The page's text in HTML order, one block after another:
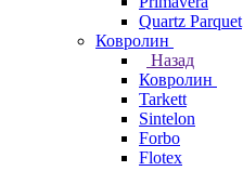
Quartz Parquet
Ковролин
Назад
Ковролин
Tarkett
Sintelon
Forbo
Flotex